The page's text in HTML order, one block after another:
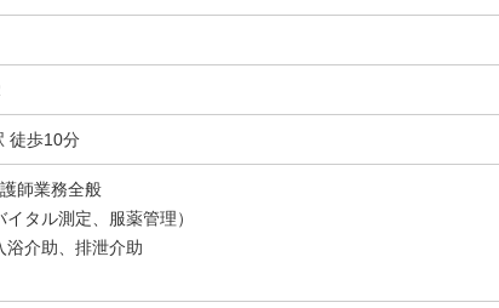
徒歩10分
師業務全般
タル測定、服薬管理）
浴介助、排泄介助